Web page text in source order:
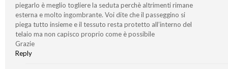
piegarlo è meglio togliere la seduta perchè altrimenti rimane
esterna e molto ingombrante. Voi dite che il passeggino si
piega tutto insieme e il tessuto resta protetto all’interno del
telaio ma non capisco proprio come è possibile
Grazie
Reply